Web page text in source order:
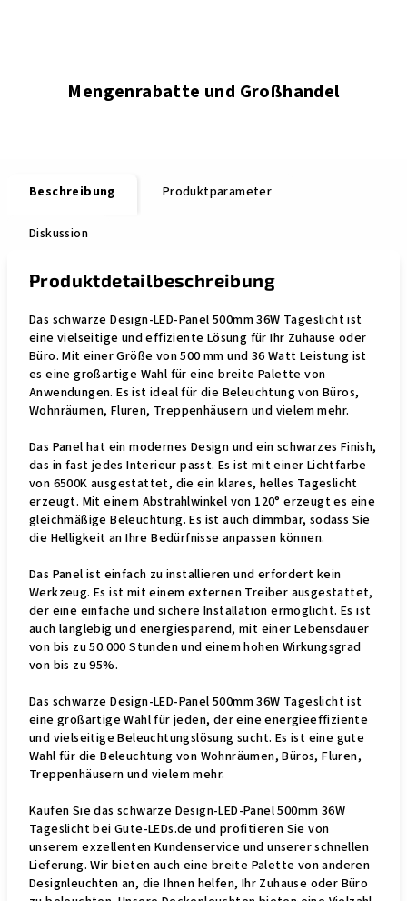
Mengenrabatte und Großhandel
Beschreibung Produktparameter
Diskussion
Produktdetailbeschreibung
Das schwarze Design-LED-Panel 500mm 36W Tageslicht ist
eine vielseitige und effiziente Lösung für Ihr Zuhause oder
Büro. Mit einer Größe von 500 mm und 36 Watt Leistung ist
es eine großartige Wahl für eine breite Palette von
Anwendungen. Es ist ideal für die Beleuchtung von Büros,
Wohnräumen, Fluren, Treppenhäusern und vielem mehr.
Das Panel hat ein modernes Design und ein schwarzes Finish,
das in fast jedes Interieur passt. Es ist mit einer Lichtfarbe
von 6500K ausgestattet, die ein klares, helles Tageslicht
erzeugt. Mit einem Abstrahlwinkel von 120° erzeugt es eine
gleichmäßige Beleuchtung. Es ist auch dimmbar, sodass Sie
die Helligkeit an Ihre Bedürfnisse anpassen können.
Das Panel ist einfach zu installieren und erfordert kein
Werkzeug. Es ist mit einem externen Treiber ausgestattet,
der eine einfache und sichere Installation ermöglicht. Es ist
auch langlebig und energiesparend, mit einer Lebensdauer
von bis zu 50.000 Stunden und einem hohen Wirkungsgrad
von bis zu 95%.
Das schwarze Design-LED-Panel 500mm 36W Tageslicht ist
eine großartige Wahl für jeden, der eine energieeffiziente
und vielseitige Beleuchtungslösung sucht. Es ist eine gute
Wahl für die Beleuchtung von Wohnräumen, Büros, Fluren,
Treppenhäusern und vielem mehr.
Kaufen Sie das schwarze Design-LED-Panel 500mm 36W
Tageslicht bei Gute-LEDs.de und profitieren Sie von
unserem exzellenten Kundenservice und unserer schnellen
Lieferung. Wir bieten auch eine breite Palette von anderen
Designleuchten an, die Ihnen helfen, Ihr Zuhause oder Büro